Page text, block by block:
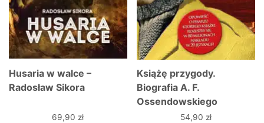
Husaria w walce –
Radosław Sikora
69,90 zł
Książę przygody.
Biografia A. F.
Ossendowskiego
54,90 zł